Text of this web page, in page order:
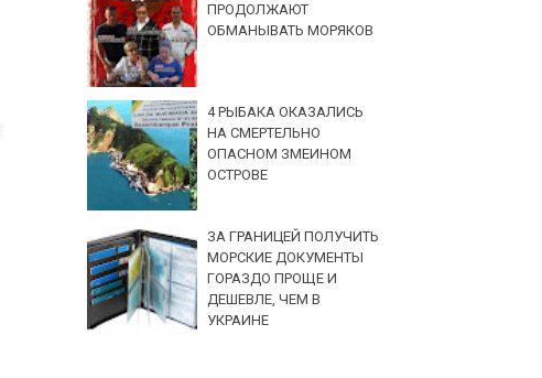
ПРОДОЛЖАЮТ
ОБМАНЫВАТЬ МОРЯКОВ
4 РЫБАКА ОКАЗАЛИСЬ
НА СМЕРТЕЛЬНО
ОПАСНОМ ЗМЕИНОМ
ОСТРОВЕ
ЗА ГРАНИЦЕЙ ПОЛУЧИТЬ
МОРСКИЕ ДОКУМЕНТЫ
ГОРАЗДО ПРОЩЕ И
ДЕШЕВЛЕ, ЧЕМ В
УКРАИНЕ